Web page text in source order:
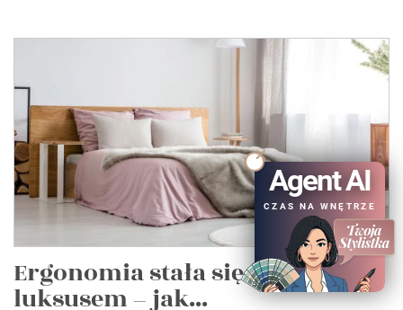
Ergonomia stała się nowym
luksusem – jak...
Agent AI
CZAS NA WNĘTRZE